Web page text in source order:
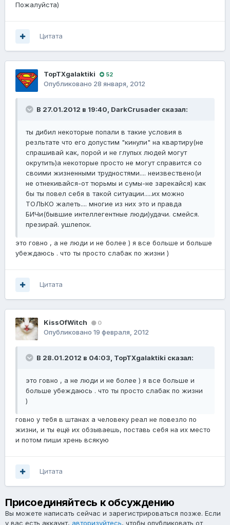
Пожалуйста)
Цитата
TopTXgalaktiki 52
Опубликовано 28 января, 2012
В 27.01.2012 в 19:40, DarkCrusader сказал:
ты дибил некоторые попали в такие условия в
резльтате что его допустим "кинули" на квартиру(не
спрашивай как, порой и не глупых людей могут
окрутить)а некоторые просто не могут справится со
своими жизненными трудностями.... неизвествено(и
не отнекивайся-от тюрьмы и сумы-не зарекайся) как
бы ты повел себя в такой ситуации.....их можно
ТОЛЬКО жалеть.... многие из них это и правда
БИЧи(бывшие интеллегентные люди)удачи. смейся.
презирай. ушлепок.
это говно , а не люди и не более ) я все больше и больше
убеждаюсь . что ты просто слабак по жизни )
Цитата
KissOfWitch 0
Опубликовано 19 февраля, 2012
В 28.01.2012 в 04:03, TopTXgalaktiki сказал:
это говно , а не люди и не более ) я все больше и
больше убеждаюсь . что ты просто слабак по жизни
)
говно у тебя в штанах а человеку реал не повезло по
жизни, и ты ещё их обзываешь, поставь себя на их место
и потом пиши хрень всякую
Цитата
Присоединяйтесь к обсуждению
Вы можете написать сейчас и зарегистрироваться позже. Если
у вас есть аккаунт, авторизуйтесь, чтобы опубликовать от